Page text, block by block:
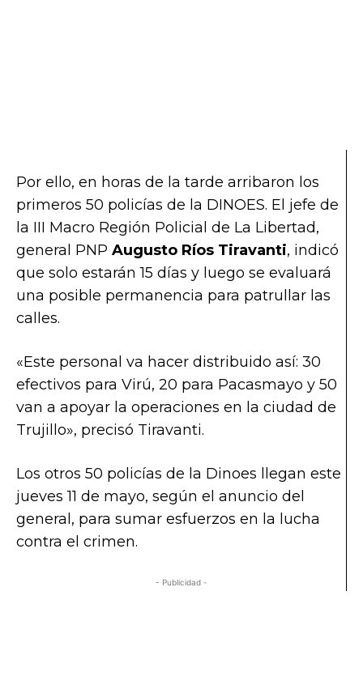
Por ello, en horas de la tarde arribaron los
primeros 50 policías de la DINOES. El jefe de
la III Macro Región Policial de La Libertad,
general PNP Augusto Ríos Tiravanti, indicó
que solo estarán 15 días y luego se evaluará
una posible permanencia para patrullar las
calles.
«Este personal va hacer distribuido así: 30
efectivos para Virú, 20 para Pacasmayo y 50
van a apoyar la operaciones en la ciudad de
Trujillo», precisó Tiravanti.
Los otros 50 policías de la Dinoes llegan este
jueves 11 de mayo, según el anuncio del
general, para sumar esfuerzos en la lucha
contra el crimen.
- Publicidad -